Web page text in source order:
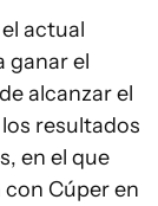
actual
ganar el
alcanzar el
resultados
en el que
Cúper en